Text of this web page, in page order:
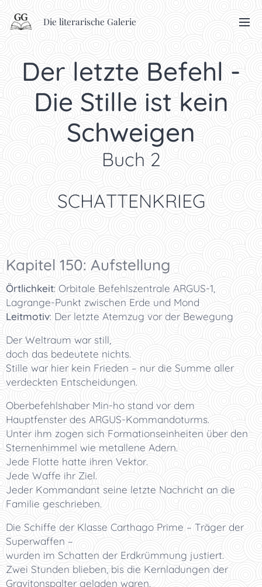
Die literarische Galerie
Der letzte Befehl -
Die Stille ist kein
Schweigen
Buch 2
SCHATTENKRIEG
Kapitel 150: Aufstellung
Örtlichkeit: Orbitale Befehlszentrale ARGUS-1,
Lagrange-Punkt zwischen Erde und Mond
Leitmotiv: Der letzte Atemzug vor der Bewegung
Der Weltraum war still,
doch das bedeutete nichts.
Stille war hier kein Frieden – nur die Summe aller
verdeckten Entscheidungen.
Oberbefehlshaber Min-ho stand vor dem
Hauptfenster des ARGUS-Kommandoturms.
Unter ihm zogen sich Formationseinheiten über den
Sternenhimmel wie metallene Adern.
Jede Flotte hatte ihren Vektor.
Jede Waffe ihr Ziel.
Jeder Kommandant seine letzte Nachricht an die
Familie geschrieben.
Die Schiffe der Klasse Carthago Prime – Träger der
Superwaffen –
wurden im Schatten der Erdkrümmung justiert.
Zwei Stunden blieben, bis die Kernladungen der
Gravitonspalter geladen waren.